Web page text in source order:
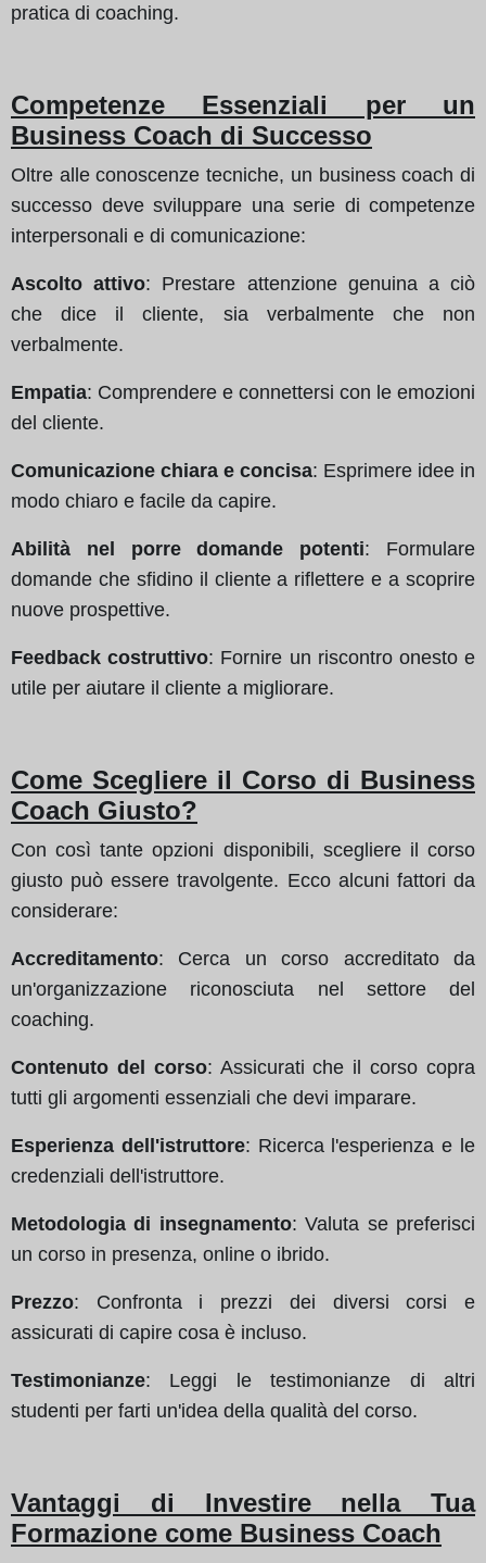
pratica di coaching.
Competenze Essenziali per un
Business Coach di Successo
Oltre alle conoscenze tecniche, un business coach di
successo deve sviluppare una serie di competenze
interpersonali e di comunicazione:
Ascolto attivo: Prestare attenzione genuina a ciò
che dice il cliente, sia verbalmente che non
verbalmente.
Empatia: Comprendere e connettersi con le emozioni
del cliente.
Comunicazione chiara e concisa: Esprimere idee in
modo chiaro e facile da capire.
Abilità nel porre domande potenti: Formulare
domande che sfidino il cliente a riflettere e a scoprire
nuove prospettive.
Feedback costruttivo: Fornire un riscontro onesto e
utile per aiutare il cliente a migliorare.
Come Scegliere il Corso di Business
Coach Giusto?
Con così tante opzioni disponibili, scegliere il corso
giusto può essere travolgente. Ecco alcuni fattori da
considerare:
Accreditamento: Cerca un corso accreditato da
un'organizzazione riconosciuta nel settore del
coaching.
Contenuto del corso: Assicurati che il corso copra
tutti gli argomenti essenziali che devi imparare.
Esperienza dell'istruttore: Ricerca l'esperienza e le
credenziali dell'istruttore.
Metodologia di insegnamento: Valuta se preferisci
un corso in presenza, online o ibrido.
Prezzo: Confronta i prezzi dei diversi corsi e
assicurati di capire cosa è incluso.
Testimonianze: Leggi le testimonianze di altri
studenti per farti un'idea della qualità del corso.
Vantaggi di Investire nella Tua
Formazione come Business Coach